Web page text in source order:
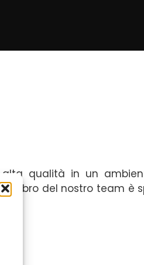
qualità in un
del nostro team è